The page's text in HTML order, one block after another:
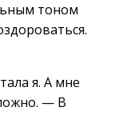
тоном
я. А мне
— В